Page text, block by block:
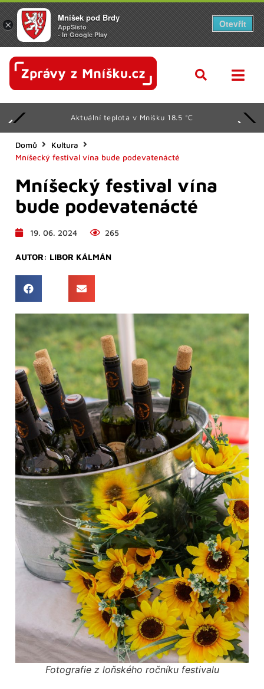
Aktuální teplota v Mníšku 18.5 °C
Domů
Kultura
Mníšecký festival vína bude podevatenácté
Mníšecký festival vína
bude podevatenácté
19. 06. 2024 265
AUTOR: LIBOR KÁLMÁN
Fotografie z loňského ročníku festivalu
×
Mníšek pod Brdy
AppSisto
- In Google Play
Otevřít